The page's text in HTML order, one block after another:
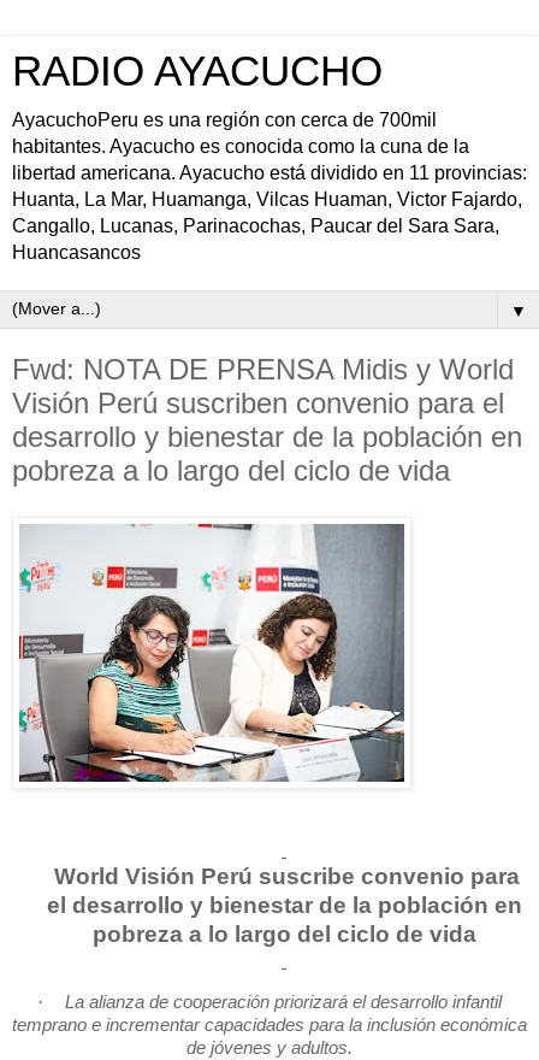
RADIO AYACUCHO
AyacuchoPeru es una región con cerca de 700mil
habitantes. Ayacucho es conocida como la cuna de la
libertad americana. Ayacucho está dividido en 11 provincias:
Huanta, La Mar, Huamanga, Vilcas Huaman, Victor Fajardo,
Cangallo, Lucanas, Parinacochas, Paucar del Sara Sara,
Huancasancos
▼
Fwd: NOTA DE PRENSA Midis y World
Visión Perú suscriben convenio para el
desarrollo y bienestar de la población en
pobreza a lo largo del ciclo de vida
World Visión Perú suscribe convenio para
el desarrollo y bienestar de la población en
pobreza a lo largo del ciclo de vida
·
La alianza de cooperación priorizará el desarrollo infantil
temprano e incrementar capacidades para la inclusión económica
de jóvenes y adultos.